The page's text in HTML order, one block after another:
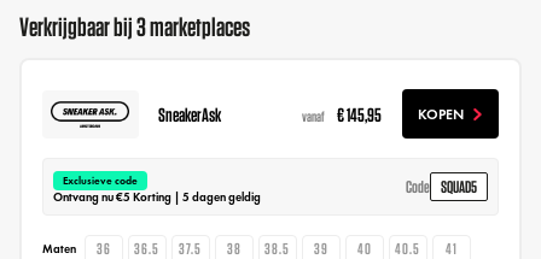
Verkrijgbaar bij 3 marketplaces
SneakerAsk vanaf € 145,95 KOPEN
Exclusieve code
Ontvang nu €5 Korting | 5 dagen geldig
Code SQUAD5
Maten 36 36.5 37.5 38 38.5 39 40 40.5
41